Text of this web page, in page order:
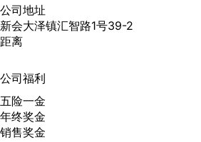
公司地址
新会大泽镇汇智路1号39-2
距离
公司福利
五险一金
年终奖金
销售奖金